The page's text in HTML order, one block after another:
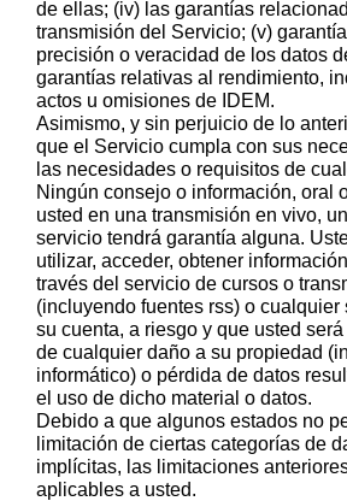
de ellas; (iv) las garantías
transmisión del Servicio; (v)
precisión o veracidad de los datos
garantías relativas al rendimiento,
actos u omisiones de IDEM.
Asimismo, y sin perjuicio de lo
que el Servicio cumpla con sus
las necesidades o requisitos de
Ningún consejo o información, oral
usted en una transmisión en vivo,
servicio tendrá garantía alguna.
utilizar, acceder, obtener
través del servicio de cursos o
(incluyendo fuentes rss) o cualquier
su cuenta, a riesgo y que usted
de cualquier daño a su propiedad
informático) o pérdida de datos
el uso de dicho material o datos.
Debido a que algunos estados no
limitación de ciertas categorías de
implícitas, las limitaciones
aplicables a usted.